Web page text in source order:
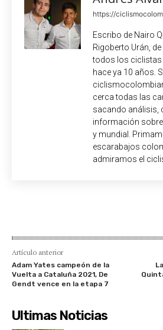
https://
Escribo de Nairo
Rigoberto Urán,
todos los
hace ya 10 años.
cerca todas las
sacando análisis,
información
y mundial.
escarabajos
admiramos el
Artículo anterior
Adam Yates campeón de la
Vuelta a Cataluña 2021, De
Gendt vence en la etapa 7
Ultimas Noticias